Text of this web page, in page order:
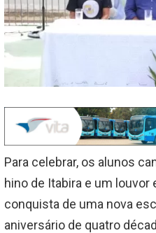
Para celebrar, os alunos
hino de Itabira e um
conquista de uma nova
aniversário de quatro